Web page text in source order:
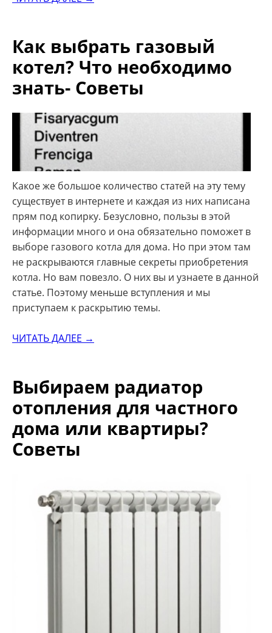
Как выбрать газовый
котел? Что необходимо
знать- Советы
Какое же большое количество статей на эту тему
существует в интернете и каждая из них написана
прям под копирку. Безусловно, пользы в этой
информации много и она обязательно поможет в
выборе газового котла для дома. Но при этом там
не раскрываются главные секреты приобретения
котла. Но вам повезло. О них вы и узнаете в данной
статье. Поэтому меньше вступления и мы
приступаем к раскрытию темы.
ЧИТАТЬ ДАЛЕЕ →
Выбираем радиатор
отопления для частного
дома или квартиры?
Советы